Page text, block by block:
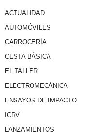
ACTUALIDAD
AUTOMÓVILES
CARROCERÍA
CESTA BÁSICA
EL TALLER
ELECTROMECÁNICA
ENSAYOS DE IMPACTO
ICRV
LANZAMIENTOS